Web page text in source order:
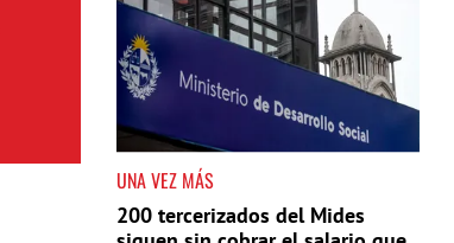
UNA VEZ MÁS
200 tercerizados del Mides